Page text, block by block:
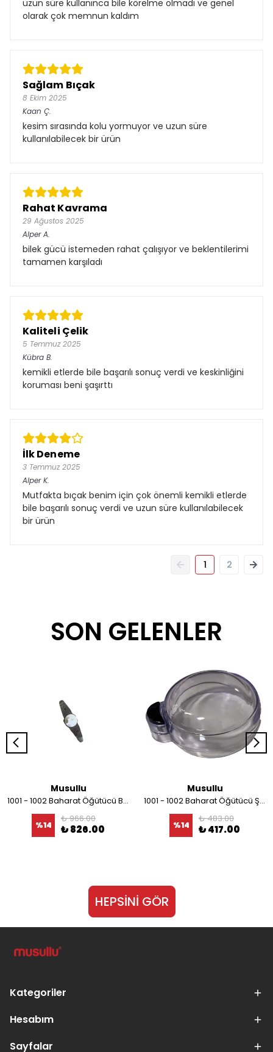
uzun süre kullanınca bile körelme olmadı ve genel
olarak çok memnun kaldım
Sağlam Bıçak
8 Ekim 2025
Kaan Ç.
kesim sırasında kolu yormuyor ve uzun süre
kullanılabilecek bir ürün
Rahat Kavrama
29 Ağustos 2025
Alper A.
bilek gücü istemeden rahat çalışıyor ve beklentilerimi
tamamen karşıladı
Kaliteli Çelik
5 Temmuz 2025
Kübra B.
kemikli etlerde bile başarılı sonuç verdi ve keskinliğini
koruması beni şaşırttı
İlk Deneme
3 Temmuz 2025
Alper K.
Mutfakta bıçak benim için çok önemli kemikli etlerde
bile başarılı sonuç verdi ve uzun süre kullanılabilecek
bir ürün
1 2
SON GELENLER
Musullu
1001 - 1002 Baharat Öğütücü Bıçağı
%14
₺ 966.00
₺ 826.00
Musullu
1001 - 1002 Baharat Öğütücü Şeffaf Kapağı
%14
₺ 483.00
₺ 417.00
HEPSİNİ GÖR
Kategoriler
Hesabım
Sayfalar